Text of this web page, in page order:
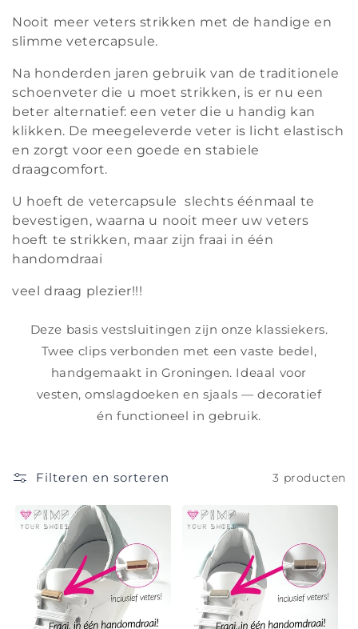
l
e
c
t
i
e
:
Nooit meer veters strikken met de handige en
slimme vetercapsule.
Na honderden jaren gebruik van de traditionele
schoenveter die u moet strikken, is er nu een
beter alternatief: een veter die u handig kan
klikken. De meegeleverde veter is licht elastisch
en zorgt voor een goede en stabiele
draagcomfort.
U hoeft de vetercapsule slechts éénmaal te
bevestigen, waarna u nooit meer uw veters
hoeft te strikken, maar zijn fraai in één
handomdraai
veel draag plezier!!!
Deze basis vestsluitingen zijn onze klassiekers.
Twee clips verbonden met een vaste bedel,
handgemaakt in Groningen. Ideaal voor
vesten, omslagdoeken en sjaals — decoratief
én functioneel in gebruik.
Filteren en sorteren 3 producten